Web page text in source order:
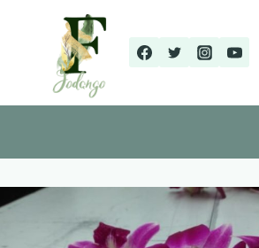
содержимому